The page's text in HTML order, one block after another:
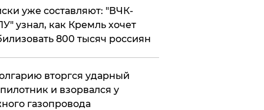
уже составляют: "ВЧК-
узнал, как Кремль хочет
800 тысяч россиян
вторгся ударный
и взорвался у
газопровода